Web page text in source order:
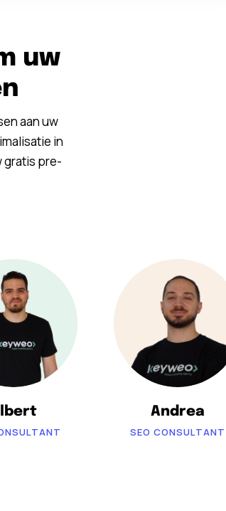
uw
aan uw
in
gratis pre-
Andrea
SEO CONSULTANT